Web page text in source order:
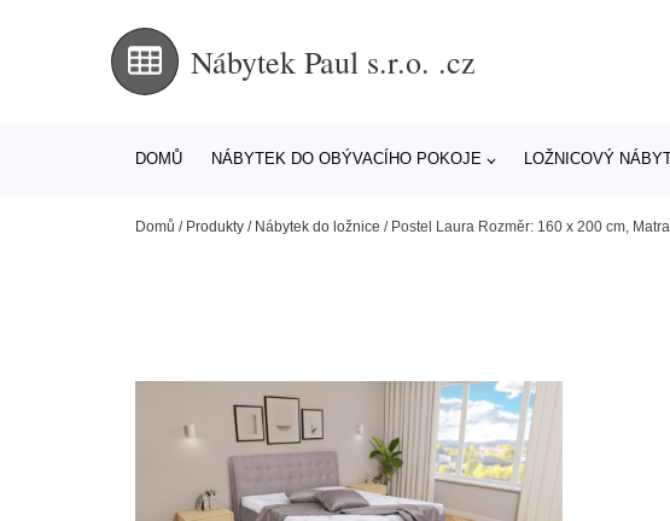
Nábytek Paul s.r.o. .cz
DOMŮ NÁBYTEK DO OBÝVACÍHO POKOJE LOŽNICOVÝ
Domů / Produkty / Nábytek do ložnice / Postel Laura Rozměr: 160 x 200 cm,